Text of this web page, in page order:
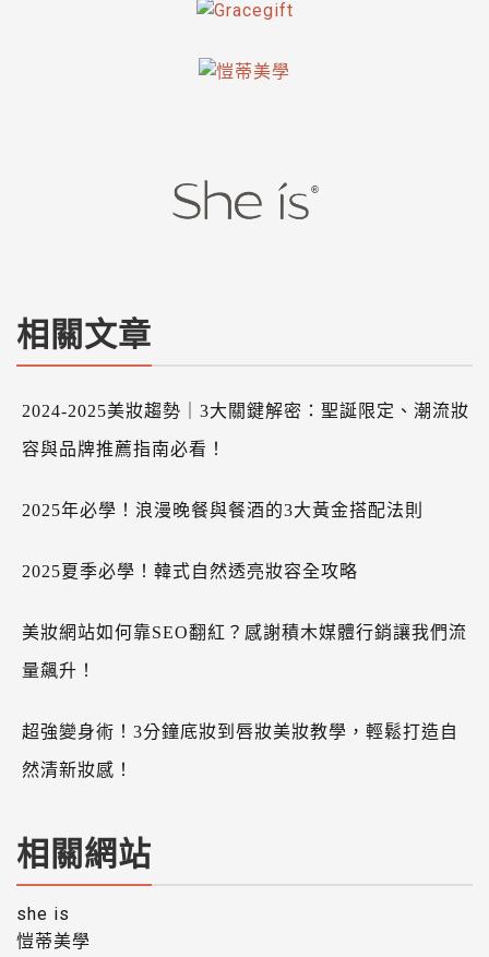
相關文章
2024-2025美妝趨勢｜3大關鍵解密：聖誕限定、潮流妝
容與品牌推薦指南必看！
2025年必學！浪漫晚餐與餐酒的3大黃金搭配法則
2025夏季必學！韓式自然透亮妝容全攻略
美妝網站如何靠SEO翻紅？感謝積木媒體行銷讓我們流
量飆升！
超強變身術！3分鐘底妝到唇妝美妝教學，輕鬆打造自
然清新妝感！
相關網站
she is
愷蒂美學